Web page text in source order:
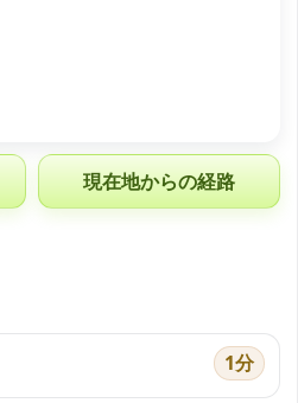
現在地からの経路
1分